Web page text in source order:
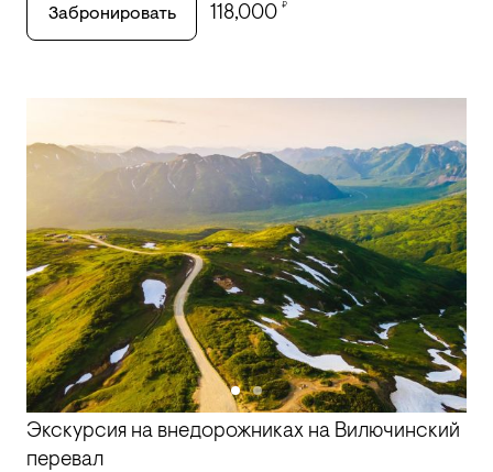
Забронировать 118,000 ₽
Экскурсия на внедорожниках на Вилючинский
перевал